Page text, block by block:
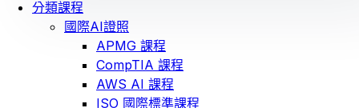
分類課程
國際AI證照
APMG 課程
CompTIA 課程
AWS AI 課程
ISO 國際標準課程